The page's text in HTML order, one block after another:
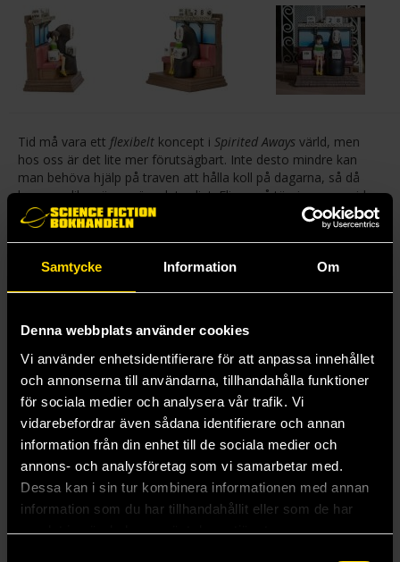
Samtycke Information Om
Denna webbplats använder cookies
Vi använder enhetsidentifierare för att anpassa innehållet
och annonserna till användarna, tillhandahålla funktioner
för sociala medier och analysera vår trafik. Vi
vidarebefordrar även sådana identifierare och annan
information från din enhet till de sociala medier och
annons- och analysföretag som vi samarbetar med.
Dessa kan i sin tur kombinera informationen med annan
information som du har tillhandahållit eller som de har
samlat in när du har använt deras tjänster.
Tid må vara ett flexibelt koncept i Spirited Aways värld, men
hos oss är det lite mer förutsägbart. Inte desto mindre kan
man behöva hjälp på traven att hålla koll på dagarna, så då
kan man lika gärna göra det roligt. Flippa på tärningarnas sidor
för att uppdatera månad, datum och veckodagar.
Unabaratåget med Chihiro och Kaonashi är gjort i konstharts
och PVC och mäter cirka 10 x 10 x 7 cm.
Mer från Benelic